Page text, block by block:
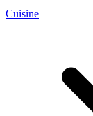
Cuisine